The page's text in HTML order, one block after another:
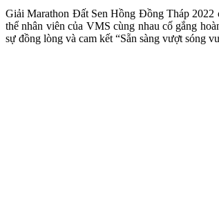
Giải Marathon Đất Sen Hồng Đồng Tháp 2022
thể nhân viên của VMS cùng nhau cố gắng
sự đồng lòng và cam kết “Sẵn sàng vượt sóng